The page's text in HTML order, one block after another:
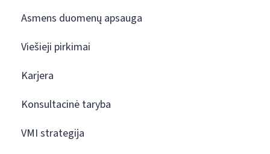
Asmens duomenų apsauga
Viešieji pirkimai
Karjera
Konsultacinė taryba
VMI strategija